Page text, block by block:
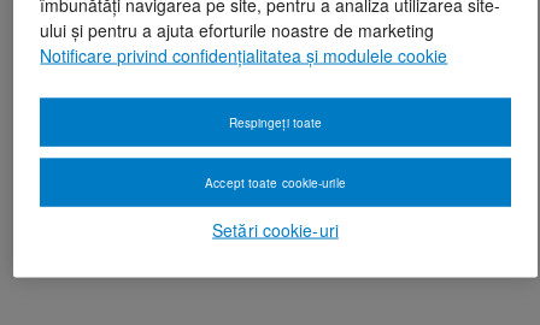
ului și pentru a ajuta eforturile noastre de marketing
Notificare privind confidențialitatea și modulele cookie
Setări cookie-uri
Respingeți toate
Accept toate cookie-urile